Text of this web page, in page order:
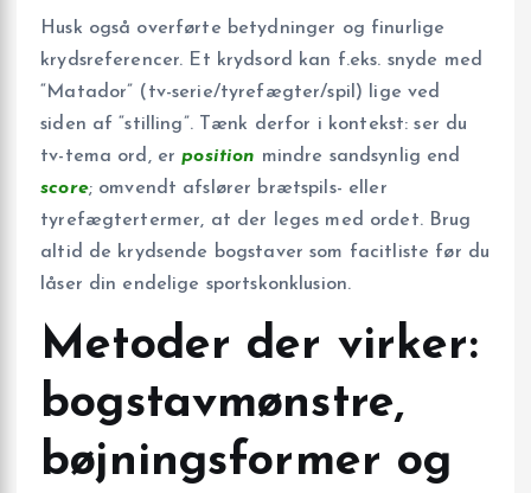
Husk også overførte betydninger og finurlige
krydsreferencer. Et krydsord kan f.eks. snyde med
“Matador” (tv-serie/tyrefægter/spil) lige ved
siden af “stilling”. Tænk derfor i kontekst: ser du
tv-tema ord, erposition mindre sandsynlig end
score; omvendt afslører brætspils- eller
tyrefægtertermer, at der leges med ordet. Brug
altid de krydsende bogstaver som facitliste før du
låser din endelige sports­konklusion.
Metoder der virker:
bogstavmønstre,
bøjningsformer og